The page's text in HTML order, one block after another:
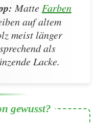
MatteFarben
auf altem
meist länger
als
Lacke.